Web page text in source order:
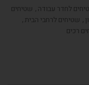
לחדר עבודה, שטיחים
, שטיחים לרחבי הבית,
רכים